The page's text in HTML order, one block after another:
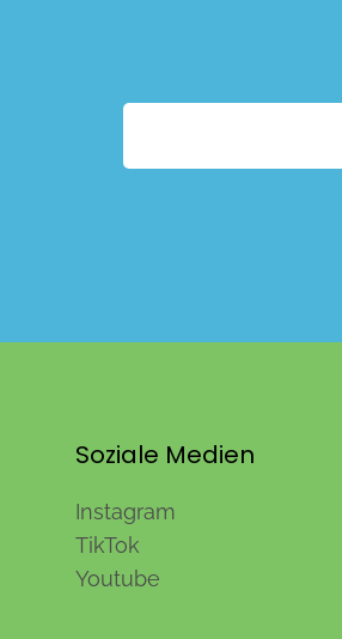
Soziale Medien
Instagram
TikTok
Youtube